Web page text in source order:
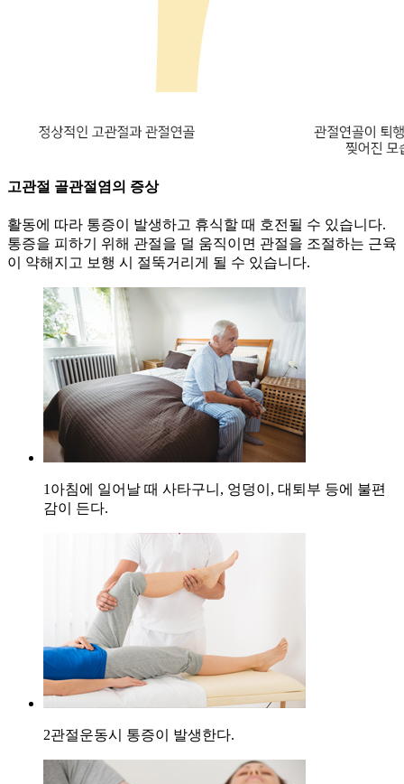
고관절 골관절염의 증상
활동에 따라 통증이 발생하고 휴식할 때 호전될 수 있습니다.
통증을 피하기 위해 관절을 덜 움직이면 관절을 조절하는 근육
이 약해지고 보행 시 절뚝거리게 될 수 있습니다.
1아침에 일어날 때 사타구니, 엉덩이, 대퇴부 등에 불편
감이 든다.
2관절운동시 통증이 발생한다.